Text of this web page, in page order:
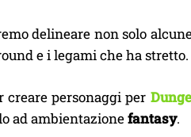
delineare non solo
e i legami che ha stretto.
creare personaggi per
ad ambientazionefantasy.